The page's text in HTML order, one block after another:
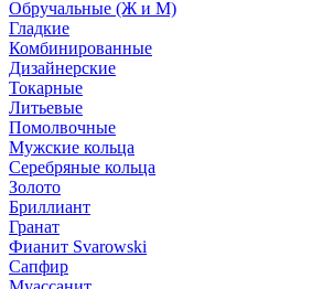
Обручальные (Ж и М)
Гладкие
Комбинированные
Дизайнерские
Токарные
Литьевые
Помолвочные
Мужские кольца
Серебряные кольца
Золото
Бриллиант
Гранат
Фианит Svarowski
Сапфир